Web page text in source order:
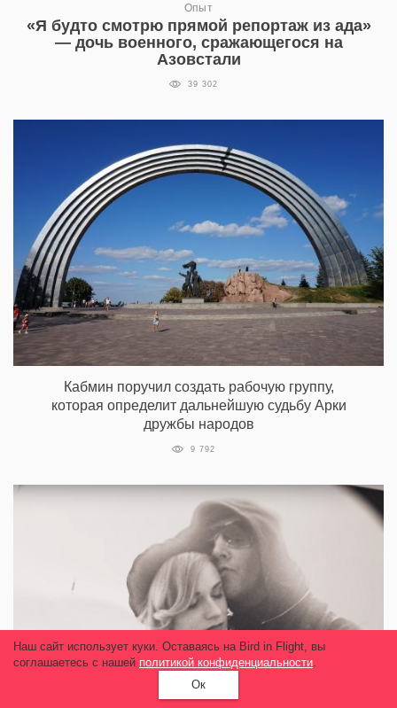
Опыт
«Я будто смотрю прямой репортаж из ада»
— дочь военного, сражающегося на
Азовстали
39 302
Кабмин поручил создать рабочую группу,
которая определит дальнейшую судьбу Арки
дружбы народов
9 792
Наш сайт использует куки. Оставаясь на Bird in Flight, вы
соглашаетесь с нашей политикой конфиденциальности.
Ок